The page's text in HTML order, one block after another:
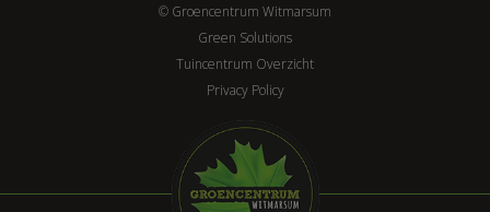
© Groencentrum Witmarsum
Green Solutions
Tuincentrum Overzicht
Privacy Policy